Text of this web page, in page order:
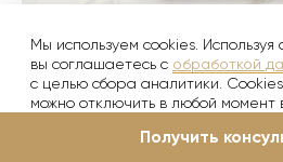
1 товар в коллекции
Persia
porcelanosa
Мы используем cookies. Используя
вы соглашаетесь с обработкой
с целью сбора аналитики. Cookies
можно отключить в любой момент
Получить